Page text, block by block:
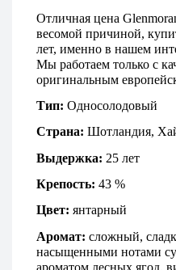
Отличная цена
весомой причиной,
лет, именно в нашем
Мы работаем только с
оригинальным
Тип: Односолодовый
Страна: Шотландия,
Выдержка: 25 лет
Крепость: 43 %
Цвет: янтарный
Аромат: сложный,
насыщенными нотами
ароматом лесных ягод,